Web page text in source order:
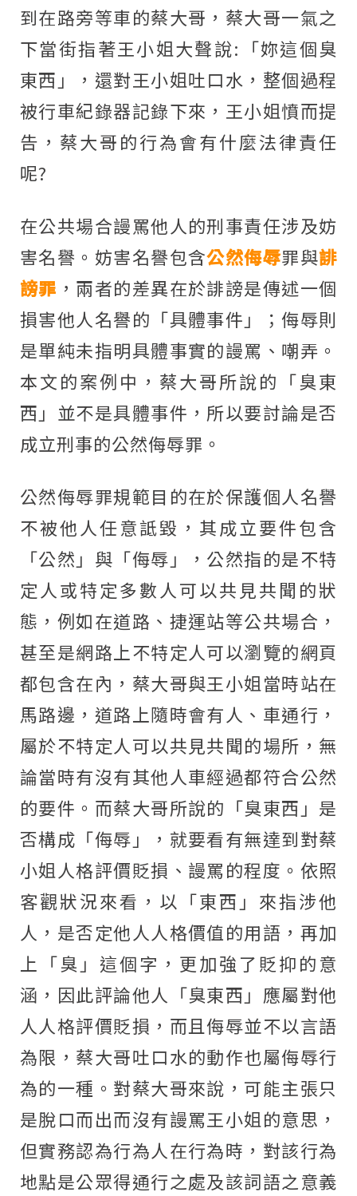
到在路旁等車的蔡大哥，蔡大哥一氣之
下當街指著王小姐大聲說:「妳這個臭
東西」，還對王小姐吐口水，整個過程
被行車紀錄器記錄下來，王小姐憤而提
告，蔡大哥的行為會有什麼法律責任
呢?
在公共場合謾罵他人的刑事責任涉及妨
害名譽。妨害名譽包含公然侮辱罪與誹
謗罪 ，兩者的差異在於誹謗是傳述一個
損害他人名譽的「具體事件」；侮辱則
是單純未指明具體事實的謾罵、嘲弄。
本文的案例中，蔡大哥所說的「臭東
西」並不是具體事件，所以要討論是否
成立刑事的公然侮辱罪。
公然侮辱罪規範目的在於保護個人名譽
不被他人任意詆毀，其成立要件包含
「公然」與「侮辱」，公然指的是不特
定人或特定多數人可以共見共聞的狀
態，例如在道路、捷運站等公共場合，
甚至是網路上不特定人可以瀏覽的網頁
都包含在內，蔡大哥與王小姐當時站在
馬路邊，道路上隨時會有人、車通行，
屬於不特定人可以共見共聞的場所，無
論當時有沒有其他人車經過都符合公然
的要件。而蔡大哥所說的「臭東西」是
否構成「侮辱」，就要看有無達到對蔡
小姐人格評價貶損、謾罵的程度。依照
客觀狀況來看，以「東西」來指涉他
人，是否定他人人格價值的用語，再加
上「臭」這個字，更加強了貶抑的意
涵，因此評論他人「臭東西」應屬對他
人人格評價貶損，而且侮辱並不以言語
為限，蔡大哥吐口水的動作也屬侮辱行
為的一種。對蔡大哥來說，可能主張只
是脫口而出而沒有謾罵王小姐的意思，
但實務認為行為人在行為時，對該行為
地點是公眾得通行之處及該詞語之意義